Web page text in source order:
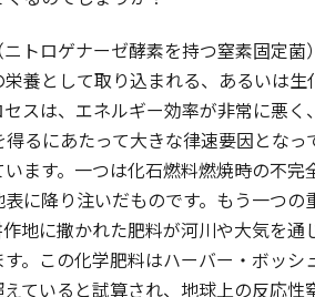
トロゲナーゼ酵素を持つ窒素固定菌
養として取り込まれる、あるいは
スは、エネルギー効率が非常に悪く
るにあたって大きな律速要因とな
ます。一つは化石燃料燃焼時の不
に降り注いだものです。もう一つ
地に撒かれた肥料が河川や大気を
。この化学肥料はハーバー・ボッ
ていると試算され、地球上の反応